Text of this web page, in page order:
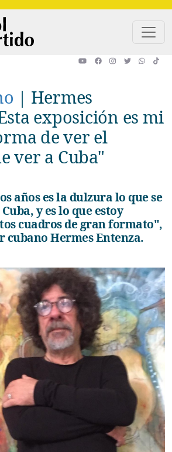
| Hermes
exposición es mi
de ver el
ver a Cuba"
y es lo que estoy
cuadros de gran formato",
Hermes Entenza.